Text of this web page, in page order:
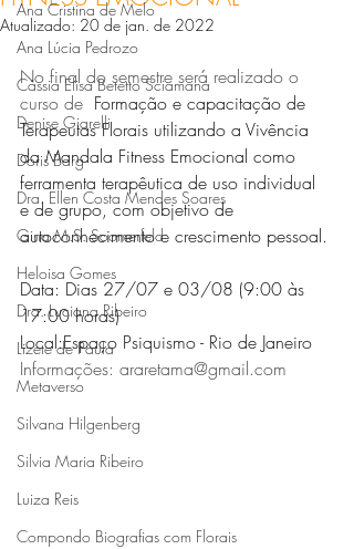
Ana Cristina de Melo
Ana Lúcia Pedrozo
Cássia Elisa Betetto Sciamana
Denise Giarelli
Doris Barg
Dra. Ellen Costa Mendes Soares
Gina M.S. Soomerfeld
Heloisa Gomes
Dra. Luciana Ribeiro
Lizete de Paula
Metaverso
Silvana Hilgenberg
Silvia Maria Ribeiro
Luiza Reis
Compondo Biografias com Florais
Atualizado: 20 de jan. de 2022
No final do semestre será realizado o
curso de Formação e capacitação de
Terapeutas Florais utilizando a Vivência
da Mandala Fitness Emocional como
ferramenta terapêutica de uso individual
e de grupo, com objetivo de
autoconhecimento e crescimento pessoal.
Data: Dias 27/07 e 03/08 (9:00 às
17:00 horas)
Local:Espaço Psiquismo - Rio de Janeiro
Informações: araretama@gmail.com